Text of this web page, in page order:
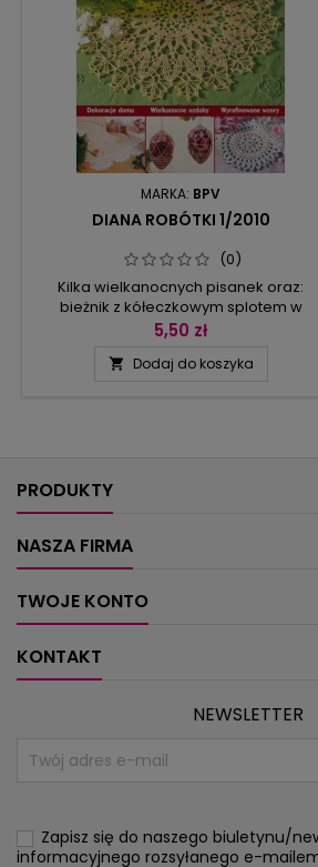
MARKA: BPV
DIANA ROBÓTKI 1/2010
(0)
Kilka wielkanocnych pisanek oraz:
bieżnik z kółeczkowym splotem w
środku, patchworkowy komplet (obrus,
wzory pęczkowe i reliefowe, w bieli lub w
5,50 zł
 Dodaj do koszyka
PRODUKTY
NASZA FIRMA
TWOJE KONTO
KONTAKT
NEWSLETTER
Zapisz się do naszego biuletynu/
informacyjnego rozsyłanego e-